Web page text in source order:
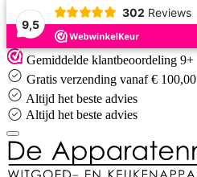
9,5
302 Reviews
Skip
to
content
Gemiddelde klantbeoordeling 9+
Gratis verzending vanaf € 100,00
Altijd het beste advies
Altijd het beste advies